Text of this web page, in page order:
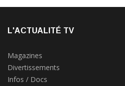
L'ACTUALITÉ TV
Magazines
Divertissements
Infos / Docs